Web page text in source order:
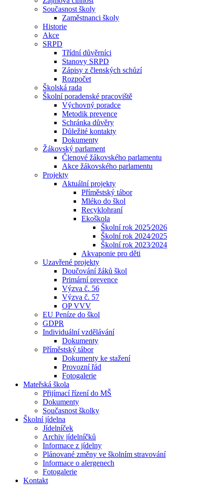
Současnost školy
Zaměstnanci školy
Historie
Akce
SRPD
Třídní důvěrníci
Stanovy SRPD
Zápisy z členských schůzí
Rozpočet
Školská rada
Školní poradenské pracoviště
Výchovný poradce
Metodik prevence
Schránka důvěry
Důležité kontakty
Dokumenty
Žákovský parlament
Členové žákovského parlamentu
Akce žákovského parlamentu
Projekty
Aktuální projekty
Příměstský tábor
Mléko do škol
Recyklohraní
Ekoškola
Školní rok 2025⁄2026
Školní rok 2024⁄2025
Školní rok 2023⁄2024
Akvaponie pro děti
Uzavřené projekty
Doučování žáků škol
Primární prevence
Výzva č. 56
Výzva č. 57
OP VVV
EU Peníze do škol
GDPR
Individuální vzdělávání
Dokumenty
Příměstský tábor
Dokumenty ke stažení
Provozní řád
Fotogalerie
Mateřská škola
Přijímací řízení do MŠ
Dokumenty
Současnost školky
Školní jídelna
Jídelníček
Archiv jídelníčků
Informace z jídelny
Plánované změny ve školním stravování
Informace o alergenech
Fotogalerie
Kontakt